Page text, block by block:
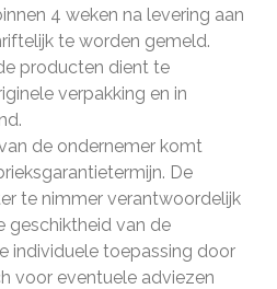
4 weken na levering aan
te worden gemeld.
producten dient te
verpakking en in
de ondernemer komt
De
te nimmer verantwoordelijk
geschiktheid van de
individuele toepassing door
voor eventuele adviezen